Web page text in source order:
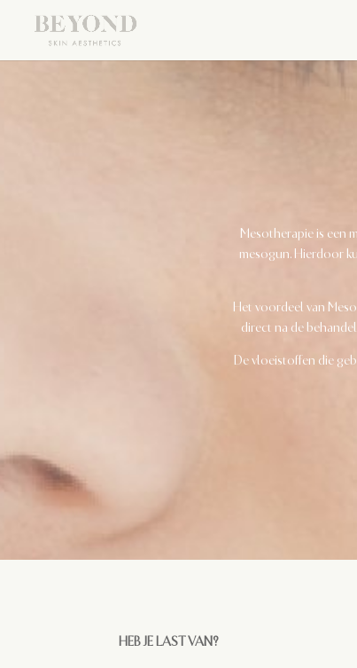
Mesotherapie is een
mesogun. Hierdoor
Het voordeel van
direct na de
De vloeistoffen die
HEB JE LAST VAN?